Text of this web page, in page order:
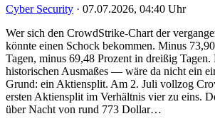
Cyber Security · 07.07.2026, 04:40 Uhr
Wer sich den CrowdStrike-Chart der
könnte einen Schock bekommen. Minus
Tagen, minus 69,48 Prozent in dreißig
historischen Ausmaßes — wäre da nicht ein
Grund: ein Aktiensplit. Am 2. Juli vollzog
ersten Aktiensplit im Verhältnis vier zu eins.
über Nacht von rund 773 Dollar…